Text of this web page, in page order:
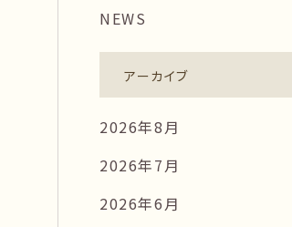
NEWS
アーカイブ
2026年8月
2026年7月
2026年6月